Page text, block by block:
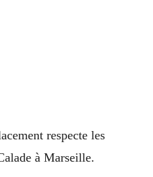
respecte les
à Marseille.